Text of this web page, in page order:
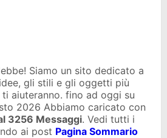
Siamo un sito dedicato a
gli stili e gli oggetti più
aiuteranno. fino ad oggi su
2026 Abbiamo caricato con
3256 Messaggi. Vedi tutti i
ai post Pagina Sommario